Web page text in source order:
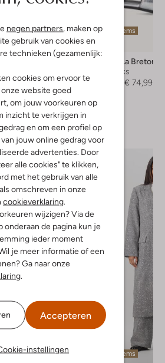
negen partners , maken op
gebruik van cookies en
technieken (gezamenlijk:
cookies om ervoor te
website goed
om jouw voorkeuren op
inzicht te verkrijgen in
en om een profiel op
jouw online gedrag voor
advertenties. Door
alle cookies" te klikken,
met het gebruik van alle
omschreven in onze
cookieverklaring
wijzigen? Via de
onderaan de pagina kun je
ieder moment
je meer informatie of een
Ga naar onze
Accepteren
instellingen
Laatste items
-50%
Fred De La
Slingbacks
€ 149,99
€ 74,99
Laatste items